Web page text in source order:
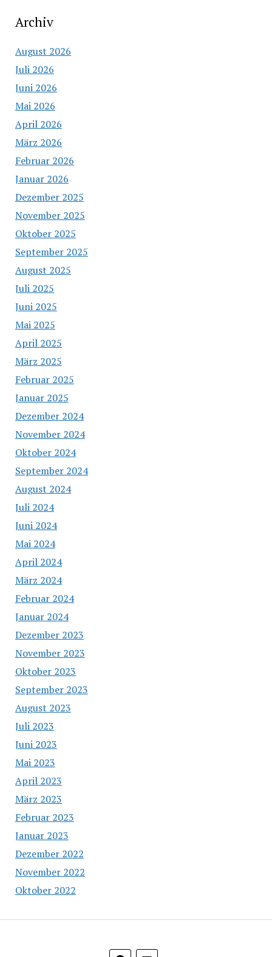
Archiv
August 2026
Juli 2026
Juni 2026
Mai 2026
April 2026
März 2026
Februar 2026
Januar 2026
Dezember 2025
November 2025
Oktober 2025
September 2025
August 2025
Juli 2025
Juni 2025
Mai 2025
April 2025
März 2025
Februar 2025
Januar 2025
Dezember 2024
November 2024
Oktober 2024
September 2024
August 2024
Juli 2024
Juni 2024
Mai 2024
April 2024
März 2024
Februar 2024
Januar 2024
Dezember 2023
November 2023
Oktober 2023
September 2023
August 2023
Juli 2023
Juni 2023
Mai 2023
April 2023
März 2023
Februar 2023
Januar 2023
Dezember 2022
November 2022
Oktober 2022